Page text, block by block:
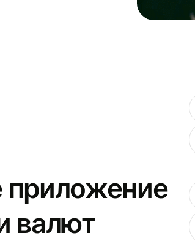
приложение
валют